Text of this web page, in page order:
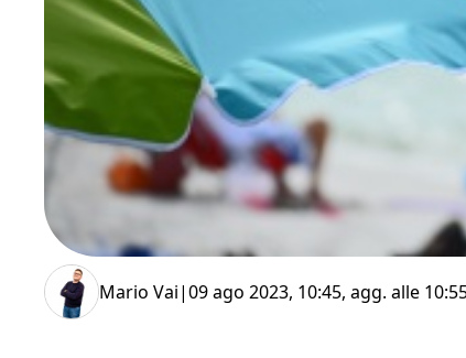
Mario Vai|09 ago 2023, 10:45, agg. alle